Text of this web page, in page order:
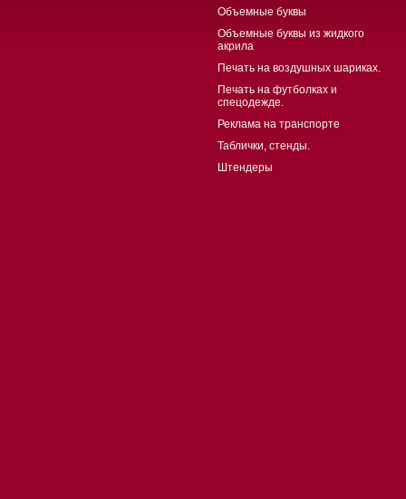
Объемные буквы
Объемные буквы из жидкого
акрила
Печать на воздушных шариках.
Печать на футболках и
спецодежде.
Реклама на транспорте
Таблички, стенды.
Штендеры